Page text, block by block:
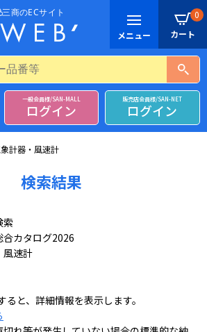
0
一般会員様/SAN-MALL
ログイン
販売店会員様/SAN-NET
ログイン
計器・風速計
検索結果
索
合カタログ2026
風速計
と、詳細情報を表示します。